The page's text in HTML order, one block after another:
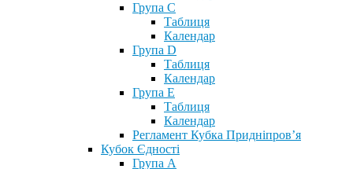
Група С
Таблиця
Календар
Група D
Таблиця
Календар
Група Е
Таблиця
Календар
Регламент Кубка Придніпров’я
Кубок Єдності
Група А